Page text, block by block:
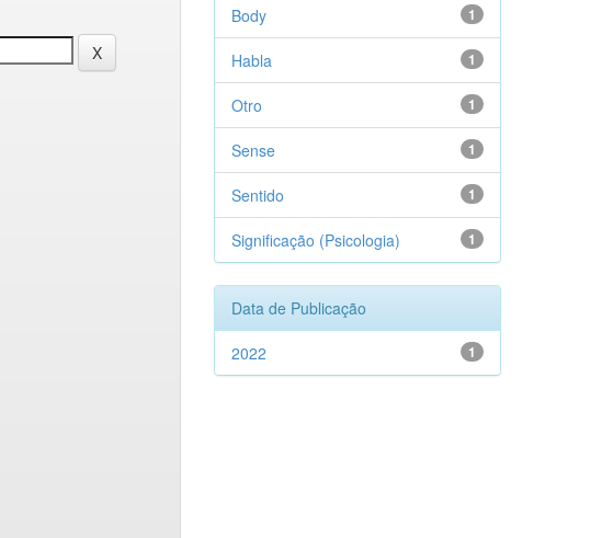
1
Body
1
Habla
1
Otro
1
Sense
1
Sentido
1
Significação (Psicologia)
Data de Publicação
1
2022